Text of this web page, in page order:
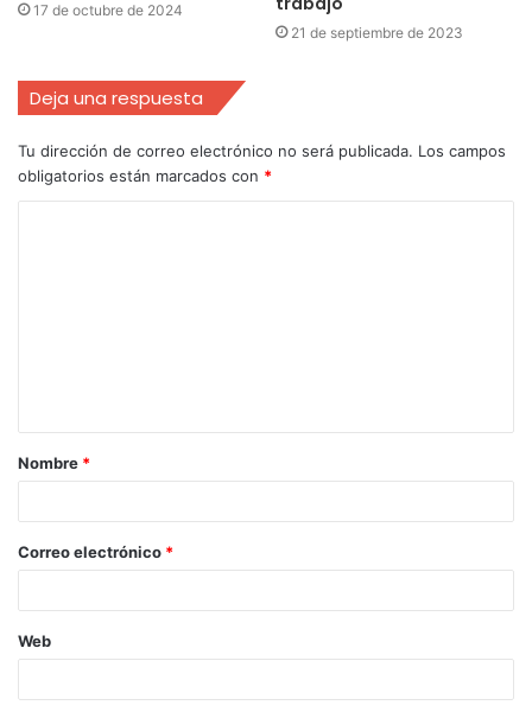
17 de octubre de 2024
21 de septiembre de 2023
Deja una respuesta
Tu dirección de correo electrónico no será publicada. Los campos
obligatorios están marcados con *
Nombre *
Correo electrónico *
Web